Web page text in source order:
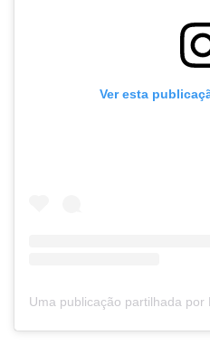
Ver esta